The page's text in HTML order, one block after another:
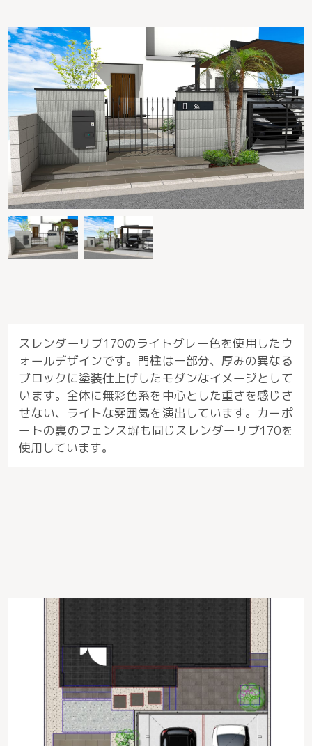
スレンダーリブ170のライトグレー色を使用したウ
ォールデザインです。門柱は一部分、厚みの異なる
ブロックに塗装仕上げしたモダンなイメージとして
います。全体に無彩色系を中心とした重さを感じさ
せない、ライトな雰囲気を演出しています。カーポ
ートの裏のフェンス塀も同じスレンダーリブ170を
使用しています。